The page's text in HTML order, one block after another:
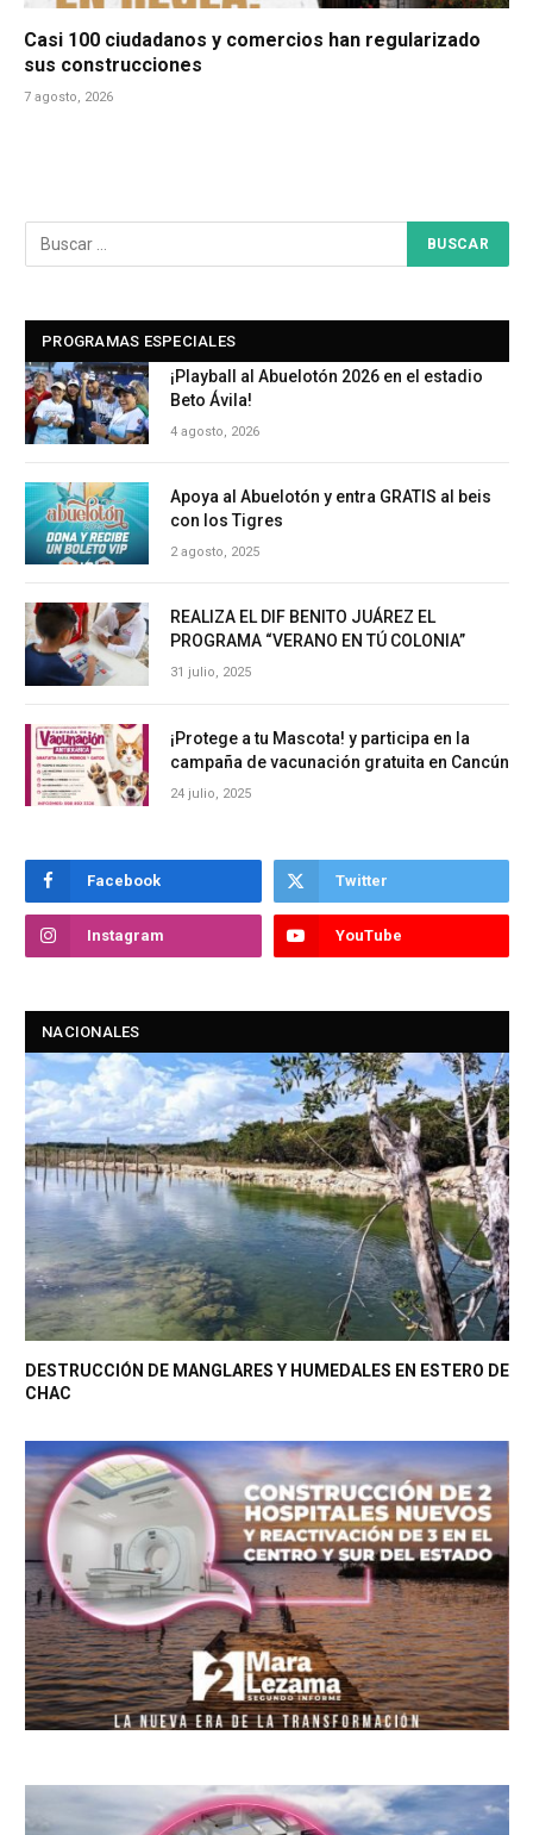
Casi 100 ciudadanos y comercios han regularizado
sus construcciones
7 agosto, 2026
PROGRAMAS ESPECIALES
¡Playball al Abuelotón 2026 en el estadio
Beto Ávila!
4 agosto, 2026
Apoya al Abuelotón y entra GRATIS al beis
con los Tigres
2 agosto, 2025
REALIZA EL DIF BENITO JUÁREZ EL
PROGRAMA “VERANO EN TÚ COLONIA”
31 julio, 2025
¡Protege a tu Mascota! y participa en la
campaña de vacunación gratuita en Cancún
24 julio, 2025
Facebook Twitter
Instagram YouTube
NACIONALES
DESTRUCCIÓN DE MANGLARES Y HUMEDALES EN ESTERO DE
CHAC